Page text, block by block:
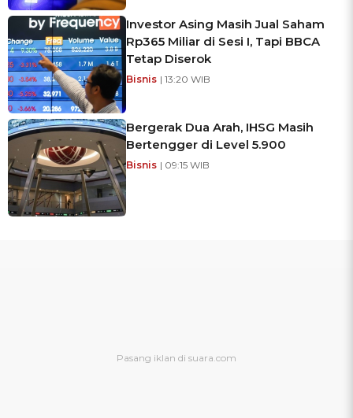
Investor Asing Masih Jual Saham
Rp365 Miliar di Sesi I, Tapi BBCA
Tetap Diserok
Bisnis | 13:20 WIB
Bergerak Dua Arah, IHSG Masih
Bertengger di Level 5.900
Bisnis | 09:15 WIB